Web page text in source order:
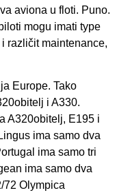
aviona u floti. Puno.
mogu imati type
različit maintenance,
Europe. Tako
i A330.
A320obitelj, E195 i
ima samo dva
ima samo tri
ima samo dva
72 Olympica